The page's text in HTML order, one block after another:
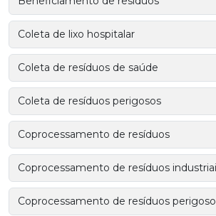
Coleta de lixo hospitalar
Coleta de resíduos de saúde
Coleta de resíduos perigosos
Coprocessamento de resíduos
Coprocessamento de resíduos
Coprocessamento de resíduos